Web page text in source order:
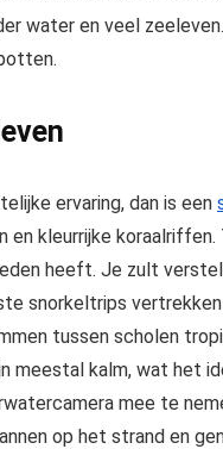
water en veel
ervaring, dan is een
en kleurrijke
heeft. Je zult
snorkeltrips
tussen scholen
meestal kalm, wat het
mee te
op het strand en